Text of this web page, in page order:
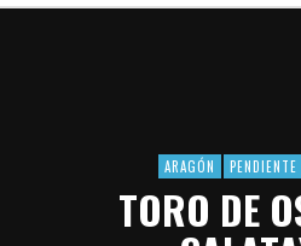
ARAGÓN PENDIENTE
TORO DE